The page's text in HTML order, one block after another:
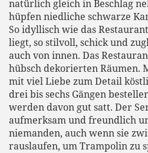
natürlich gleich in Beschlag
hüpfen niedliche schwarze
So idyllisch wie das
liegt, so stilvoll, schick und
auch von innen. Das
hübsch dekorierten Räumen.
mit viel Liebe zum Detail
drei bis sechs Gängen
werden davon gut satt. Der
aufmerksam und freundlich
niemanden, auch wenn sie
rauslaufen, um Trampolin zu